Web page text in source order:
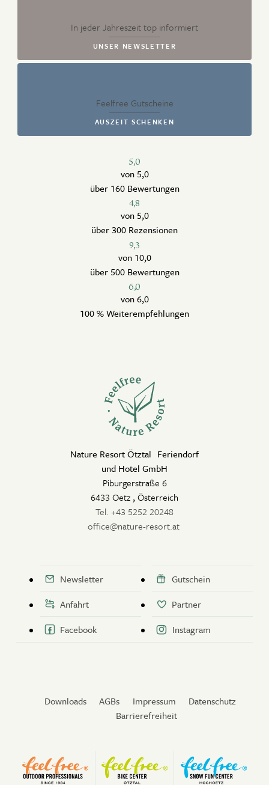
In jeder Jahreszeit top informiert
UNSER NEWSLETTER
Feelfree Gutscheine
AUSZEIT SCHENKEN
5,0
von 5,0
über 160 Bewertungen
4,8
von 5,0
über 300 Rezensionen
9,3
von 10,0
über 500 Bewertungen
6,0
von 6,0
100 % Weiterempfehlungen
Newsletter
Gutschein
Anfahrt
Partner
Facebook
Instagram
Nature Resort Ötztal Feriendorf
und Hotel GmbH
Piburgerstraße 6
6433 Oetz ,Österreich
Tel. +43 5252 20248
office@nature-resort.at
Downloads AGBs Impressum
Datenschutz
Barrierefreiheit